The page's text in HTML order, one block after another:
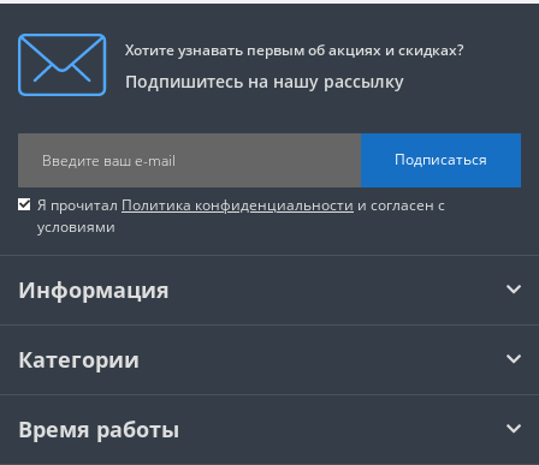
Хотите узнавать первым об акциях и скидках?
Подпишитесь на нашу рассылку
Подписаться
Я прочитал Политика конфиденциальности и согласен с
условиями
Информация
Категории
Время работы